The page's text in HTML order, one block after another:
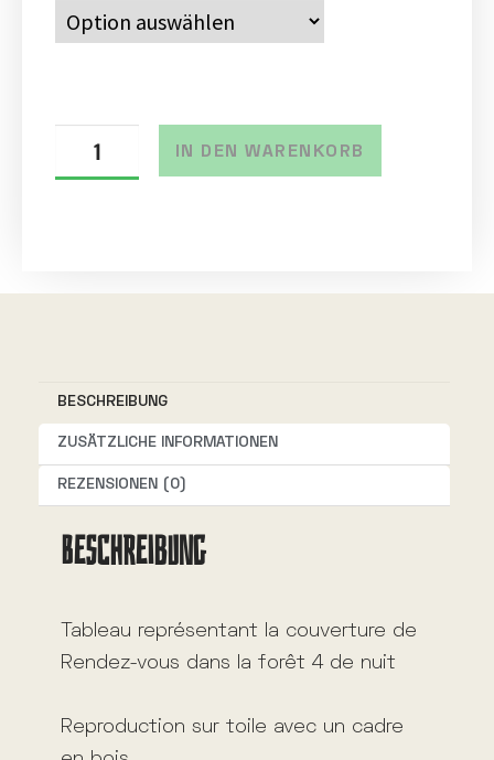
IN DEN WARENKORB
a
t
i
e
BESCHREIBUNG
ZUSÄTZLICHE INFORMATIONEN
REZENSIONEN (0)
BESCHREIBUNG
Tableau représentant la couverture de
Rendez-vous dans la forêt 4 de nuit
Reproduction sur toile avec un cadre